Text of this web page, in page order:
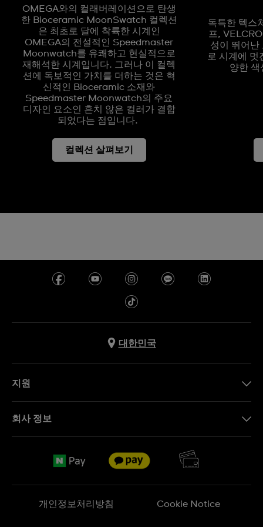
OMEGA와의 컬래버레이션으로 탄생
한 Bioceramic MoonSwatch 컬렉션
은 최초로 달에 착륙한 시계인
OMEGA의 전설적인 Speedmaster
Moonwatch를 유쾌하고 현실적으로
재해석한 시계입니다. 그러나 이 컬렉
션에 독보적인 가치를 더하는 것은 혁
신적인 Bioceramic 소재와
Speedmaster Moonwatch의 주요
디자인 요소인 흔치 않은 컬러가 결합
되었다는 점입니다.
컬렉션 살펴보기
독특한 텍스
프,
성이 뛰어난
로 시계에 멋
양한 색
대한민국
지원
반품 정책
회사 정보
Sitemap
개인정보처리방침 Cookie Notice